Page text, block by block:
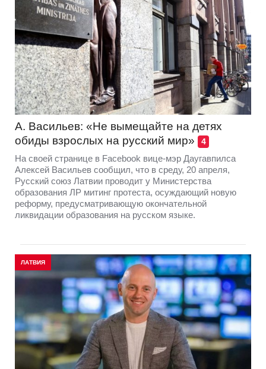
А. Васильев: «Не вымещайте на детях
обиды взрослых на русский мир»
4
На своей странице в Facebook вице-мэр Даугавпилса
Алексей Васильев сообщил, что в среду, 20 апреля,
Русский союз Латвии проводит у Министерства
образования ЛР митинг протеста, осуждающий новую
реформу, предусматривающую окончательной
ликвидации образования на русском языке.
ЛАТВИЯ